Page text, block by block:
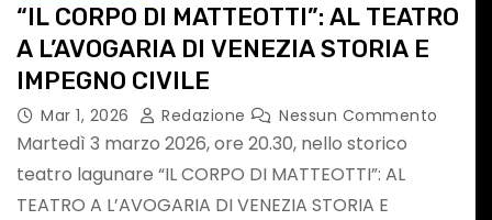
“IL CORPO DI MATTEOTTI”: AL TEATRO
A L’AVOGARIA DI VENEZIA STORIA E
IMPEGNO CIVILE
Mar 1, 2026 Redazione Nessun Commento
Martedì 3 marzo 2026, ore 20.30, nello storico
teatro lagunare “IL CORPO DI MATTEOTTI”: AL
TEATRO A L’AVOGARIA DI VENEZIA STORIA E